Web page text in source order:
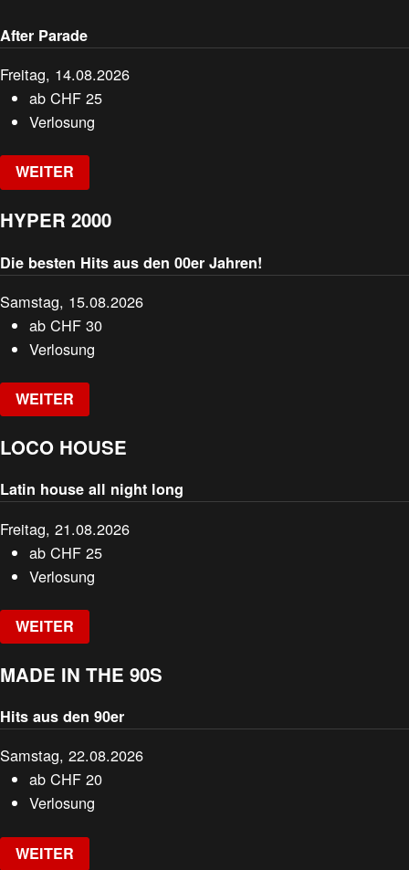
After Parade
Freitag, 14.08.2026
abCHF 25
Verlosung
WEITER
HYPER 2000
Die besten Hits aus den 00er Jahren!
Samstag, 15.08.2026
abCHF 30
Verlosung
WEITER
LOCO HOUSE
Latin house all night long
Freitag, 21.08.2026
abCHF 25
Verlosung
WEITER
MADE IN THE 90S
Hits aus den 90er
Samstag, 22.08.2026
abCHF 20
Verlosung
WEITER